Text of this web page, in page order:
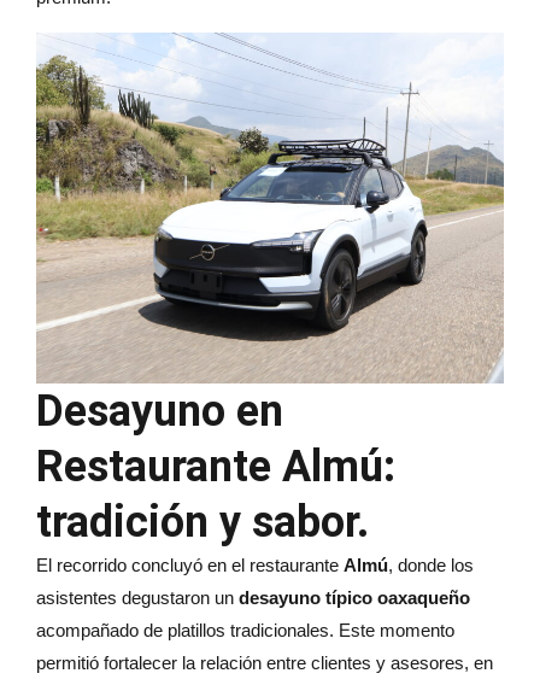
Desayuno en
Restaurante Almú:
tradición y sabor.
El recorrido concluyó en el restaurante Almú, donde los
asistentes degustaron un desayuno típico oaxaqueño
acompañado de platillos tradicionales. Este momento
permitió fortalecer la relación entre clientes y asesores, en